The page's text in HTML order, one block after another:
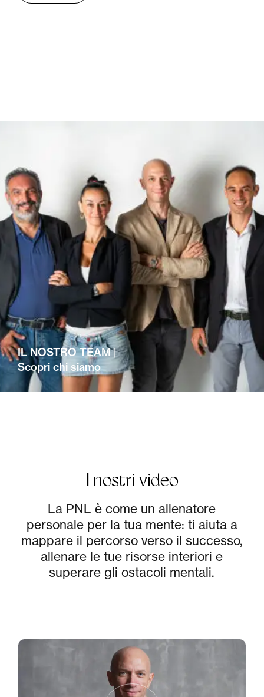
IL NOSTRO TEAM |
Scopri chi siamo
I nostri video
La PNL è come un allenatore
personale per la tua mente: ti aiuta a
mappare il percorso verso il successo,
allenare le tue risorse interiori e
superare gli ostacoli mentali.